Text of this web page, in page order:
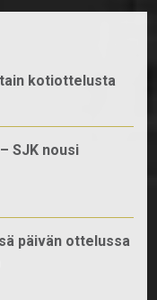
kotiottelusta
SJK nousi
päivän ottelussa